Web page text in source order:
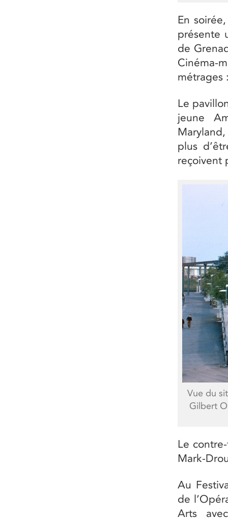
En
présente
de
Cinéma-
métrages
Le
jeune
plus
reçoivent
Vue du
Gilbert
Le
Mark-
Au
de
Arts